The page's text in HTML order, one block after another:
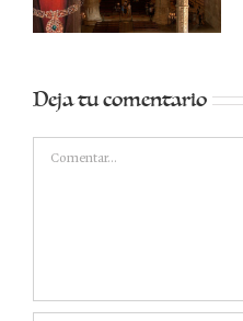
Deja tu comentario
Comentar